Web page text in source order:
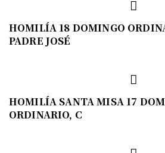
HOMILÍA 18 DOMINGO
PADRE JOSÉ
HOMILÍA SANTA MISA 17
ORDINARIO, C